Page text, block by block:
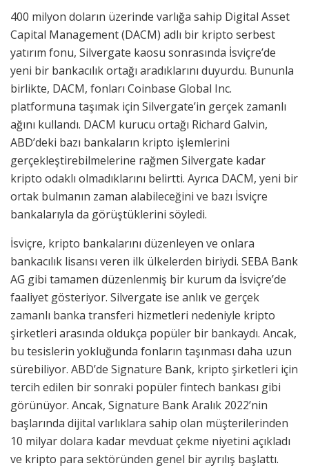
400 milyon doların üzerinde varlığa sahip Digital Asset
Capital Management (DACM) adlı bir kripto serbest
yatırım fonu, Silvergate kaosu sonrasında İsviçre’de
yeni bir bankacılık ortağı aradıklarını duyurdu. Bununla
birlikte, DACM, fonları Coinbase Global Inc.
platformuna taşımak için Silvergate’in gerçek zamanlı
ağını kullandı. DACM kurucu ortağı Richard Galvin,
ABD’deki bazı bankaların kripto işlemlerini
gerçekleştirebilmelerine rağmen Silvergate kadar
kripto odaklı olmadıklarını belirtti. Ayrıca DACM, yeni bir
ortak bulmanın zaman alabileceğini ve bazı İsviçre
bankalarıyla da görüştüklerini söyledi.
İsviçre, kripto bankalarını düzenleyen ve onlara
bankacılık lisansı veren ilk ülkelerden biriydi. SEBA Bank
AG gibi tamamen düzenlenmiş bir kurum da İsviçre’de
faaliyet gösteriyor. Silvergate ise anlık ve gerçek
zamanlı banka transferi hizmetleri nedeniyle kripto
şirketleri arasında oldukça popüler bir bankaydı. Ancak,
bu tesislerin yokluğunda fonların taşınması daha uzun
sürebiliyor. ABD’de Signature Bank, kripto şirketleri için
tercih edilen bir sonraki popüler fintech bankası gibi
görünüyor. Ancak, Signature Bank Aralık 2022’nin
başlarında dijital varlıklara sahip olan müşterilerinden
10 milyar dolara kadar mevduat çekme niyetini açıkladı
ve kripto para sektöründen genel bir ayrılış başlattı.